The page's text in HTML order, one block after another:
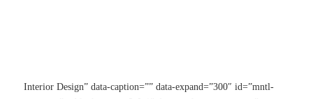
Interior Design” data-caption=”” data-expand=”300″ id=”mntl-